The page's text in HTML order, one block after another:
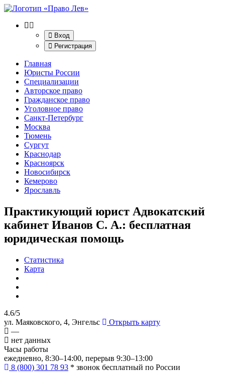
Вход
Регистрация
Главная
Юристы России
Специализации
Авторское право
Гражданское право
Уголовное право
Санкт-Петербург
Москва
Тюмень
Сургут
Краснодар
Красноярск
Новосибирск
Кемерово
Ярославль
Практикующий юрист Адвокатский
кабинет Иванов С. А.: бесплатная
юридическая помощь
Статистика
Карта
4.6/5
ул. Маяковского, 4, Энгельс
Открыть карту
—
нет данных
Часы работы
ежедневно, 8:30–14:00, перерыв 9:30–13:00
8 (800) 301 78 93 * звонок бесплатный по России